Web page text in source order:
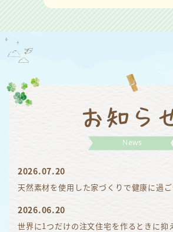
お知ら
News
2026.07.20
天然素材を使用した家づくりで健康に過
2026.06.20